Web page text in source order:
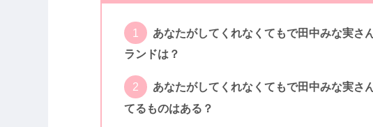
あなたがしてくれなくてもで田中みな実さ
ランドは？
あなたがしてくれなくてもで田中みな実さ
てるものはある？